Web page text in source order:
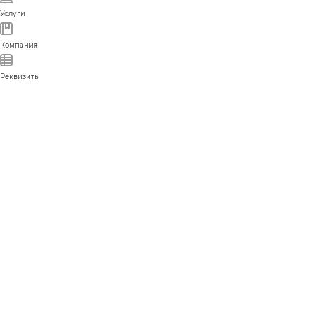
Услуги
Компания
Реквизиты